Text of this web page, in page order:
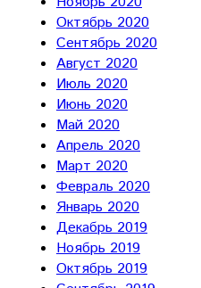
Октябрь 2020
Сентябрь 2020
Август 2020
Июль 2020
Июнь 2020
Май 2020
Апрель 2020
Март 2020
Февраль 2020
Январь 2020
Декабрь 2019
Ноябрь 2019
Октябрь 2019